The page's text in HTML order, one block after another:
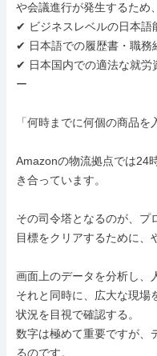
や会議進行が発生するため
✔ ビジネスレベルの日本語
✔ 日本語での履歴書・職務
✔ 日本国内での適法な就労
ー
「何時までに何個の商品を
Amazonの物流拠点では24
き合っています。
その司令塔となるのが、プ
目標をクリアするために、
画面上のデータを分析し、
それと同時に、広大な現場
状況を目視で確認する。
数字は極めて重要ですが、
るのです。